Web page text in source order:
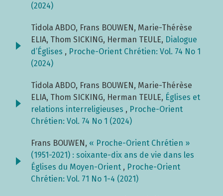
(2024)
Tidola ABDO, Frans BOUWEN, Marie-Thérèse
ELIA, Thom SICKING, Herman TEULE, Dialogue
d’Églises , Proche-Orient Chrétien: Vol. 74 No 1
(2024)
Tidola ABDO, Frans BOUWEN, Marie-Thérèse
ELIA, Thom SICKING, Herman TEULE, Églises et
relations interreligieuses , Proche-Orient
Chrétien: Vol. 74 No 1 (2024)
Frans BOUWEN, « Proche-Orient Chrétien »
(1951-2021) : soixante-dix ans de vie dans les
Églises du Moyen-Orient , Proche-Orient
Chrétien: Vol. 71 No 1-4 (2021)